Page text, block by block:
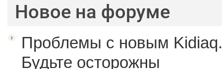
Новое на форуме
Проблемы с новым
Будьте осторожны